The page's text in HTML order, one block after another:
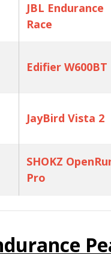
JBL Endurance
Race
Edifier W600BT
JayBird Vista 2
SHOKZ
Pro